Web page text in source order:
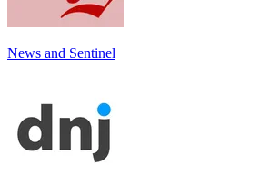
News and Sentinel